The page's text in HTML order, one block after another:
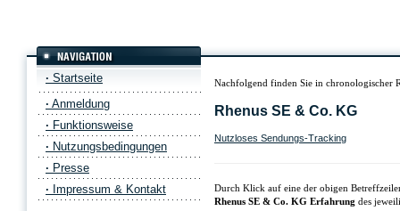
· Startseite
· Anmeldung
· Funktionsweise
· Nutzungsbedingungen
· Presse
· Impressum & Kontakt
Nachfolgend finden Sie in chronologischer
Rhenus SE & Co. KG
Nutzloses Sendungs-Tracking
Durch Klick auf eine der obigen
Rhenus SE & Co. KG Erfahrung des